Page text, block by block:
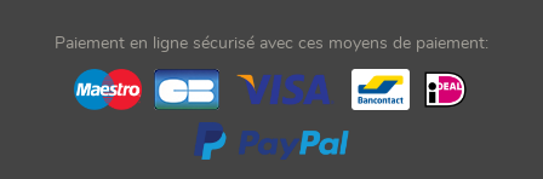
Paiement en ligne sécurisé avec ces moyens de paiement: